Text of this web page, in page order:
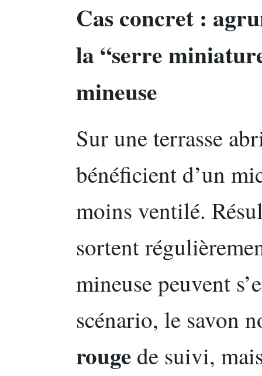
Cas concret :
la “serre
mineuse
Sur une terrasse
bénéficient d’un
moins ventilé.
sortent
mineuse peuvent
scénario, le savon
rouge de suivi,